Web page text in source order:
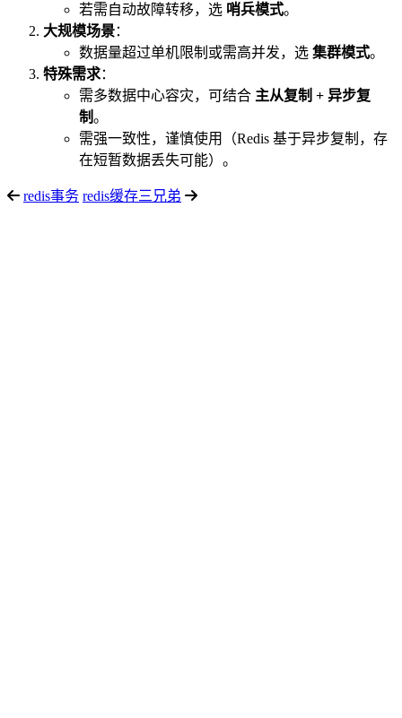
若需自动故障转移，选 哨兵模式。
大规模场景：
数据量超过单机限制或需高并发，选 集群模式。
特殊需求：
需多数据中心容灾，可结合 主从复制 + 异步复
制。
需强一致性，谨慎使用（Redis 基于异步复制，存
在短暂数据丢失可能）。
redis事务 redis缓存三兄弟